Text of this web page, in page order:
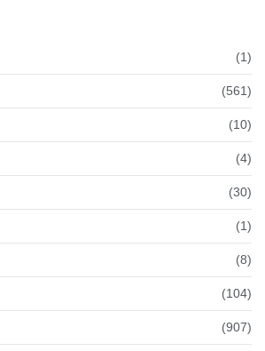
(1)
(561)
(10)
(4)
(30)
(1)
(8)
(104)
(907)